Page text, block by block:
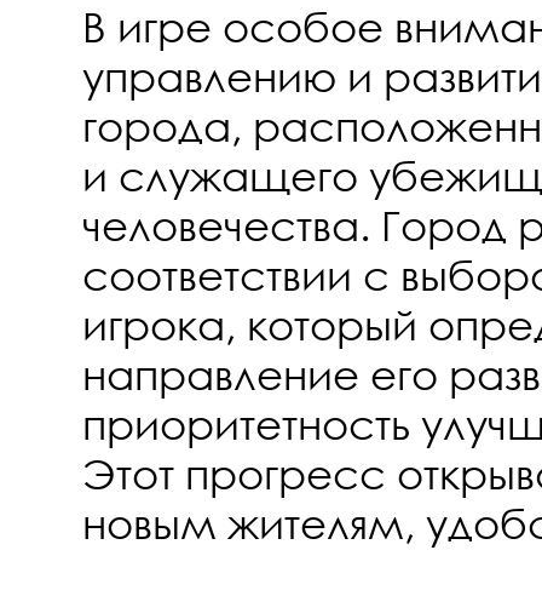
В игре особое
управлению и
города,
и служащего
человечества. Город
соответствии с
игрока, который
направление его
приоритетность
Этот прогресс
новым жителям,